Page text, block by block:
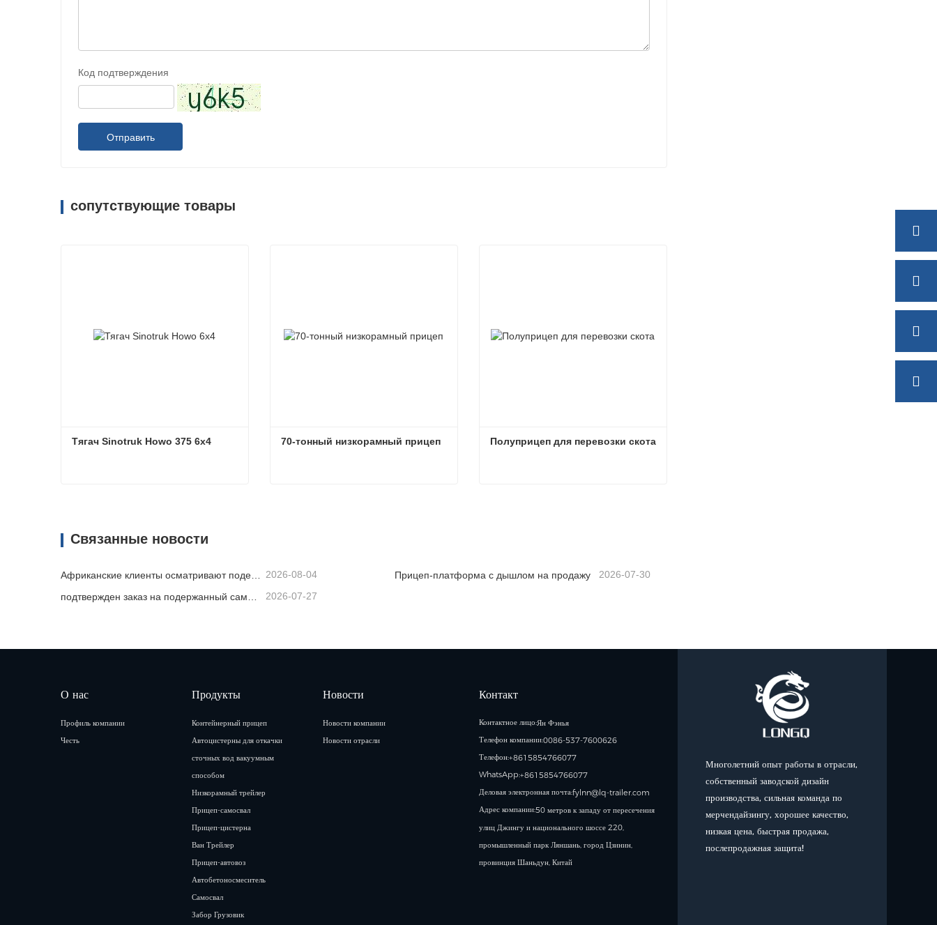
Код подтверждения
Отправить
сопутствующие товары
Тягач Sinotruk Howo 375 6x4 70-тонный низкорамный прицеп Полуприцеп для перевозки скота
Связанные новости
2026-08-04 Прицеп-платформа с дышлом на продажу 2026-07-30
подтвержден заказ на подержанный самосвал из Африки 2026-07-27
О нас
Профиль компании
Честь
Продукты
Контейнерный прицеп
Автоцистерны для откачки
сточных вод вакуумным
способом
Низкорамный трейлер
Прицеп-самосвал
Прицеп-цистерна
Ван Трейлер
Прицеп-автовоз
Автобетоносмеситель
Самосвал
Забор Грузовик
Новости
Новости компании
Новости отрасли
Контакт
Контактное лицо:Ян Фэнья
Телефон компании:0086-537-7600626
Телефон:+8615854766077
WhatsApp:+8615854766077
Деловая электронная почта:fylnn@lq-trailer.com
Адрес компании:50 метров к западу от пересечения
улиц Джингу и национального шоссе 220,
промышленный парк Ляншань, город Цзинин,
провинция Шаньдун, Китай
Многолетний опыт работы в отрасли,
собственный заводской дизайн
производства, сильная команда по
мерчендайзингу, хорошее качество,
низкая цена, быстрая продажа,
послепродажная защита!